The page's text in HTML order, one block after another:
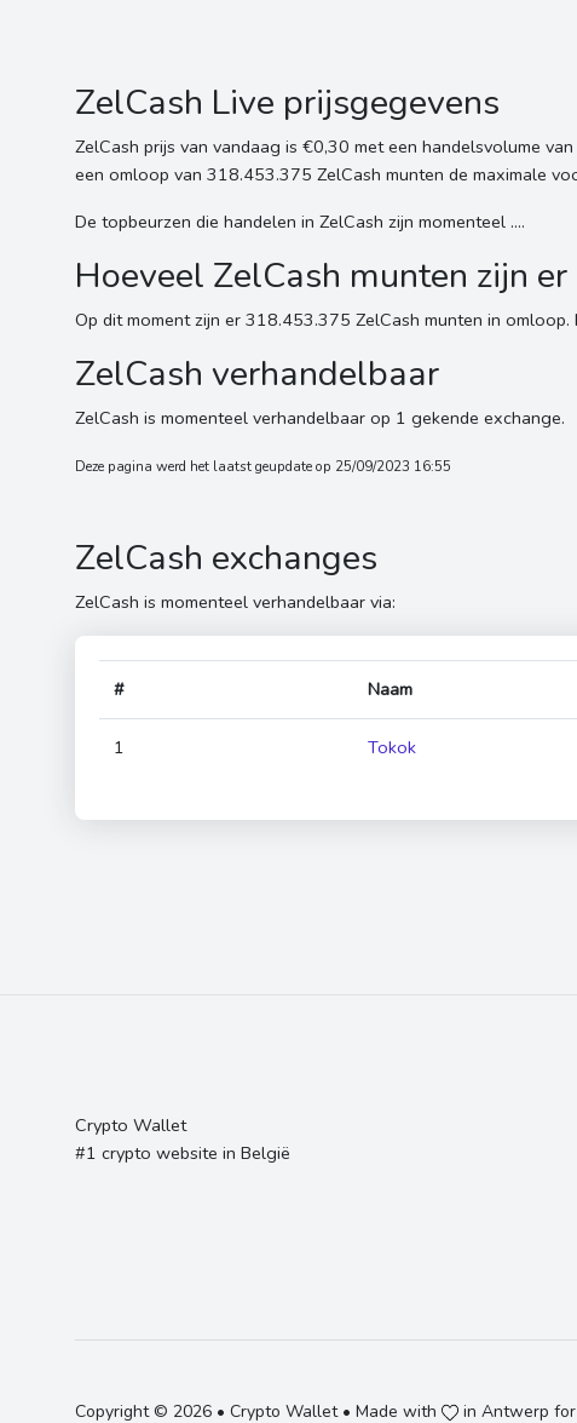
ZelCash Live prijsgegevens
ZelCash prijs van vandaag is €0,30 met een handelsvolume
een omloop van 318.453.375 ZelCash munten de maximale
De topbeurzen die handelen in ZelCash zijn momenteel ....
Hoeveel ZelCash munten zijn
Op dit moment zijn er 318.453.375 ZelCash munten in
ZelCash verhandelbaar
ZelCash is momenteel verhandelbaar op 1 gekende exchange.
Deze pagina werd het laatst geupdate op 25/09/2023 16:55
ZelCash exchanges
ZelCash is momenteel verhandelbaar via:
# Naam
1 Tokok
Crypto Wallet
#1 crypto website in België
Copyright © 2026 • Crypto Wallet • Made with in Antwerp